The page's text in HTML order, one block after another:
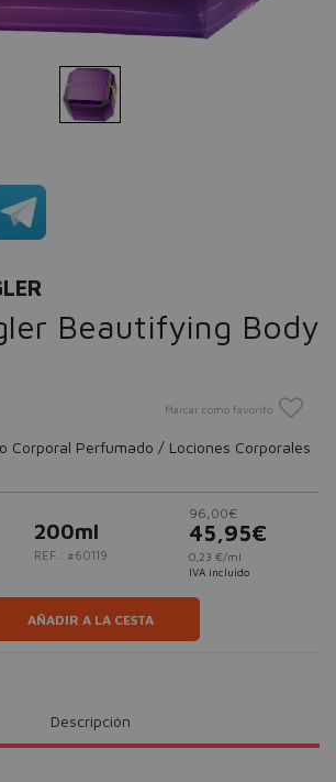
Beautifying Body
Marcar como favorito
Corporal Perfumado / Lociones Corporales
200ml
REF.: #60119
96,00€
45,95€
0,23 €/ml
IVA incluido
AÑADIR A LA CESTA
Descripción